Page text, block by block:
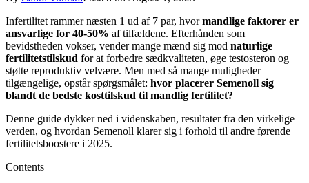
Infertilitet rammer næsten 1 ud af 7 par, hvormandlige faktorer er
ansvarlige for 40-50% af tilfældene. Efterhånden som
bevidstheden vokser, vender mange mænd sig mod naturlige
fertilitetstilskud for at forbedre sædkvaliteten, øge testosteron og
støtte reproduktiv velvære. Men med så mange muligheder
tilgængelige, opstår spørgsmålet: hvor placerer Semenoll sig
blandt de bedste kosttilskud til mandlig fertilitet?
Denne guide dykker ned i videnskaben, resultater fra den virkelige
verden, og hvordan Semenoll klarer sig i forhold til andre førende
fertilitetsboostere i 2025.
Contents